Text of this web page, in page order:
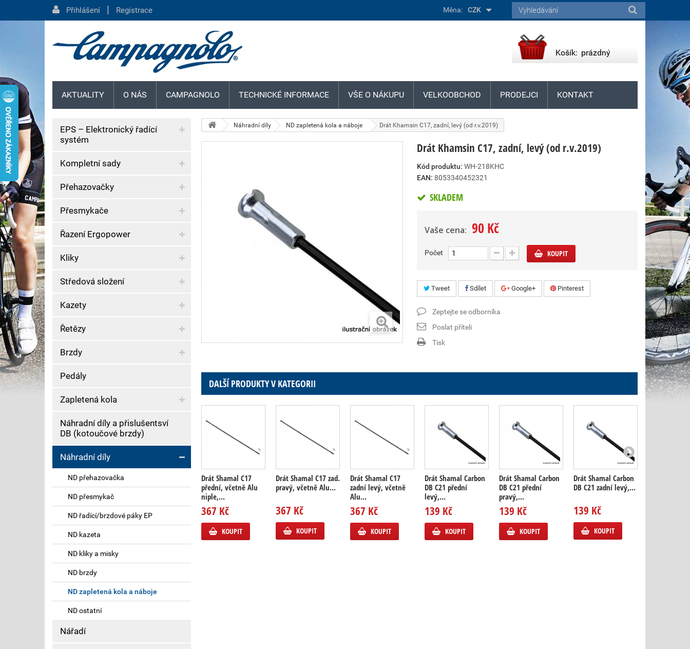
Náhradní díly ND zapletená kola a náboje Drát Khamsin C17, zadní, levý (od r.v.2019)
Drát Khamsin C17, zadní, levý (od r.v.2019)
Kód produktu: WH-218KHC
EAN: 8053340452321
SKLADEM
Vaše cena: 90 Kč
Počet KOUPIT
Tweet Sdílet Google+ Pinterest
Zeptejte se odborníka
Poslat příteli
Tisk
DALŠÍ PRODUKTY V KATEGORII
Drát Shamal C17
přední, včetně Alu
niple,...
367 Kč
KOUPIT
Drát Shamal C17 zad.
pravý, včetně Alu...
367 Kč
KOUPIT
Drát Shamal C17
zadní levý, včetně
Alu...
367 Kč
KOUPIT
Drát Shamal Carbon
DB C21 přední
levý,...
139 Kč
KOUPIT
Drát Shamal Carbon
DB C21 přední
pravý,...
139 Kč
KOUPIT
Drát Shamal Carbon
DB C21 zadní levý,...
139 Kč
KOUPIT
EPS – Elektronický řadící
systém
Kompletní sady
Přehazovačky
Přesmykače
Řazení Ergopower
Kliky
Středová složení
Kazety
Řetězy
Brzdy
Pedály
Zapletená kola
Náhradní díly a přislušentsví
DB (kotoučové brzdy)
Náhradní díly
ND přehazovačka
ND přesmykač
ND řadící/brzdové páky EP
ND kazeta
ND kliky a misky
ND brzdy
ND zapletená kola a náboje
ND ostatní
Nářadí
Přihlášení | Registrace Měna: CZK
Košík: prázdný
AKTUALITY O NÁS CAMPAGNOLO TECHNICKÉ INFORMACE VŠE O NÁKUPU VELKOOBCHOD PRODEJCI KONTAKT